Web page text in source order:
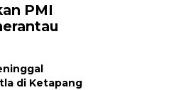
PMI
di Ketapang